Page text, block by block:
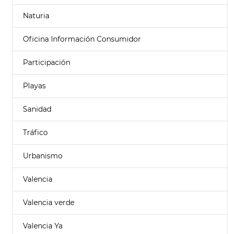
Naturia
Oficina Información Consumidor
Participación
Playas
Sanidad
Tráfico
Urbanismo
Valencia
Valencia verde
Valencia Ya